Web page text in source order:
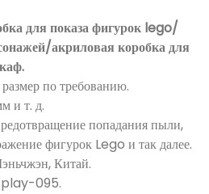
для показа фигурок lego/
акриловая коробка для
по требованию.
и т. д.
попадания пыли,
фигурок Lego и так далее.
Китай.
095.